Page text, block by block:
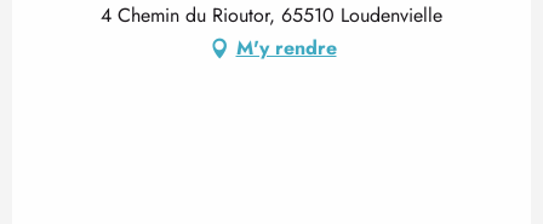
4 Chemin du Rioutor, 65510 Loudenvielle
M'y rendre